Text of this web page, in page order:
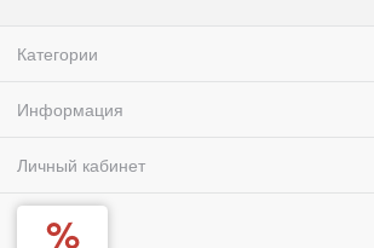
Категории
Информация
Личный кабинет